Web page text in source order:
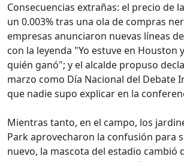
Consecuencias extrañas: el precio de
un 0.003% tras una ola de compras
empresas anunciaron nuevas líneas
con la leyenda "Yo estuve en Houston
quién ganó"; y el alcalde propuso
marzo como Día Nacional del Debate
que nadie supo explicar en la
Mientras tanto, en el campo, los
Park aprovecharon la confusión para
nuevo, la mascota del estadio cambió